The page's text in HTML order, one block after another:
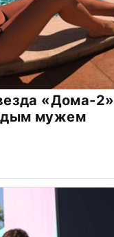
«Дома-2»
мужем